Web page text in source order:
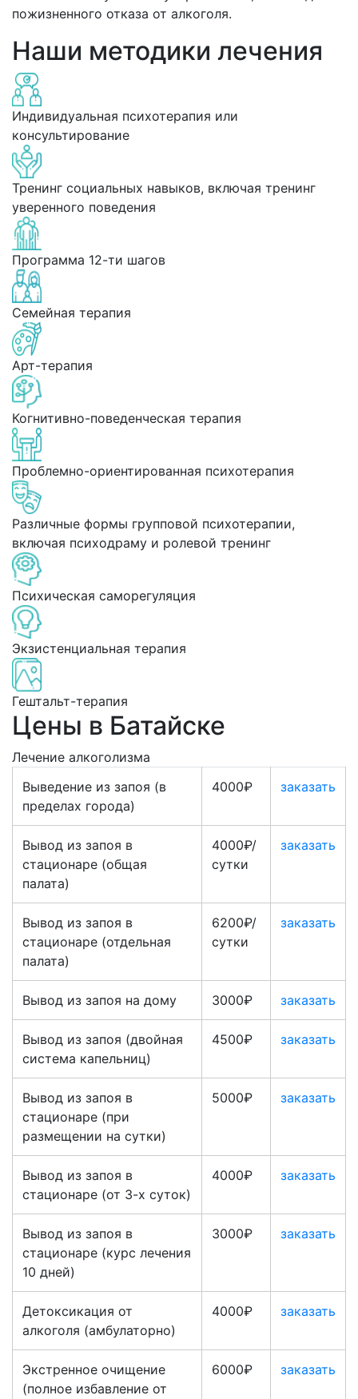
пожизненного отказа от алкоголя.
Наши методики лечения
Индивидуальная психотерапия или
консультирование
Тренинг социальных навыков, включая тренинг
уверенного поведения
Программа 12-ти шагов
Семейная терапия
Арт-терапия
Когнитивно-поведенческая терапия
Проблемно-ориентированная психотерапия
Различные формы групповой психотерапии,
включая психодраму и ролевой тренинг
Психическая саморегуляция
Экзистенциальная терапия
Гештальт-терапия
Цены в Батайске
Лечение алкоголизма
Выведение из запоя (в
пределах города)
4000₽ заказать
Вывод из запоя в
стационаре (общая
палата)
4000₽/
сутки
заказать
Вывод из запоя в
стационаре (отдельная
палата)
6200₽/
сутки
заказать
Вывод из запоя на дому 3000₽ заказать
Вывод из запоя (двойная
система капельниц)
4500₽ заказать
Вывод из запоя в
стационаре (при
размещении на сутки)
5000₽ заказать
Вывод из запоя в
стационаре (от 3-х суток)
4000₽ заказать
Вывод из запоя в
стационаре (курс лечения
10 дней)
3000₽ заказать
Детоксикация от
алкоголя (амбулаторно)
4000₽ заказать
Экстренное очищение
(полное избавление от
6000₽ заказать